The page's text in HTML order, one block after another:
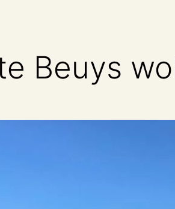
Beuys